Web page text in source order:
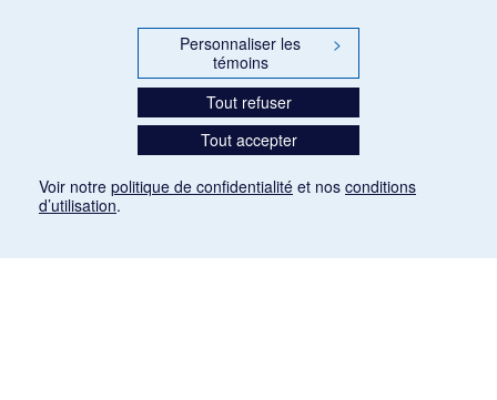
Personnaliser les
témoins
>
Tout refuser
Tout accepter
Voir notre politique de confidentialité et nos conditions
d’utilisation.